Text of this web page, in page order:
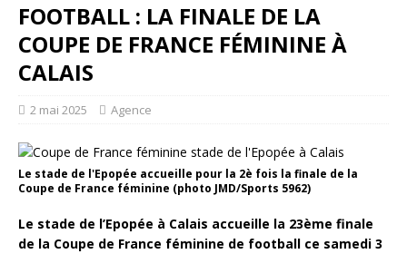
FOOTBALL : LA FINALE DE LA
COUPE DE FRANCE FÉMININE À
CALAIS
2 mai 2025 Agence
Le stade de l'Epopée accueille pour la 2è fois la finale de la
Coupe de France féminine (photo JMD/Sports 5962)
Le stade de l’Epopée à Calais accueille la 23ème finale
de la Coupe de France féminine de football ce samedi 3